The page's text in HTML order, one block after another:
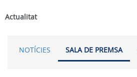
Actualitat
NOTÍCIES SALA DE PREMSA